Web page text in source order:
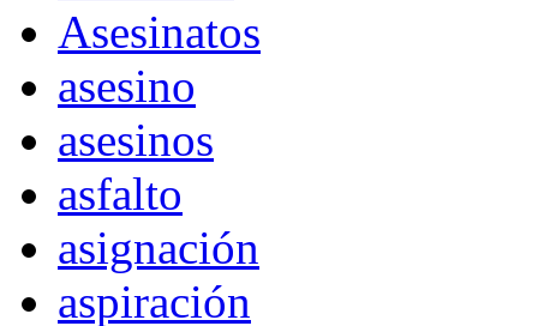
Asesinatos
asesino
asesinos
asfalto
asignación
aspiración